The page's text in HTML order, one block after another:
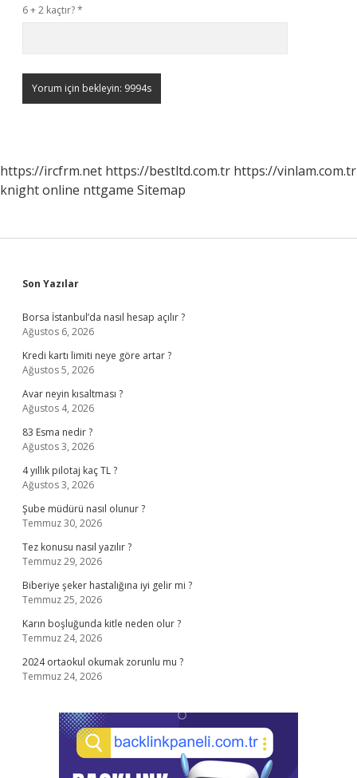
6 + 2 kaçtır?*
https://ircfrm.net https://bestltd.com.tr https://vinlam.com.tr
knight online nttgame Sitemap
Sidebar
Son Yazılar
Borsa İstanbul’da nasıl hesap açılır ?
Ağustos 6, 2026
Kredi kartı limiti neye göre artar ?
Ağustos 5, 2026
Avar neyin kısaltması ?
Ağustos 4, 2026
83 Esma nedir ?
Ağustos 3, 2026
4 yıllık pilotaj kaç TL ?
Ağustos 3, 2026
Şube müdürü nasıl olunur ?
Temmuz 30, 2026
Tez konusu nasıl yazılır ?
Temmuz 29, 2026
Biberiye şeker hastalığına iyi gelir mi ?
Temmuz 25, 2026
Karın boşluğunda kitle neden olur ?
Temmuz 24, 2026
2024 ortaokul okumak zorunlu mu ?
Temmuz 24, 2026